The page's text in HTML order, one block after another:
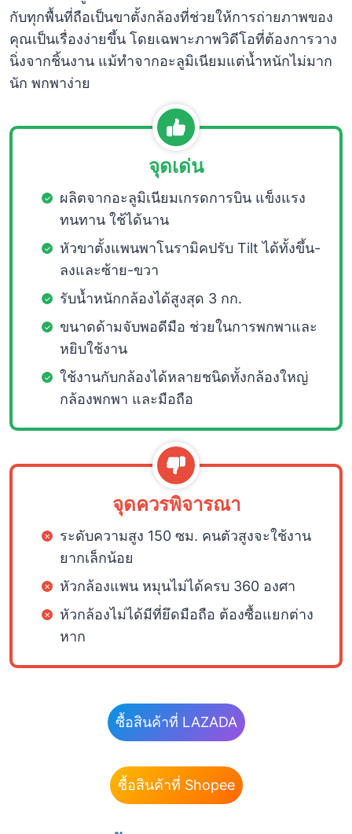
กับทุกพื้นที่ถือเป็นขาตั้งกล้องที่ช่วยให้การถ่ายภาพของ
คุณเป็นเรื่องง่ายขึ้น โดยเฉพาะภาพวิดีโอที่ต้องการวาง
นิ่งจากชิ้นงาน แม้ทำจากอะลูมิเนียมแต่น้ำหนักไม่มาก
นัก พกพาง่าย
จุดเด่น
ผลิตจากอะลูมิเนียมเกรดการบิน แข็งแรง
ทนทาน ใช้ได้นาน
หัวขาตั้งแพนพาโนรามิคปรับ Tilt ได้ทั้งขึ้น-
ลงและซ้าย-ขวา
รับน้ำหนักกล้องได้สูงสุด 3 กก.
ขนาดด้ามจับพอดีมือ ช่วยในการพกพาและ
หยิบใช้งาน
ใช้งานกับกล้องได้หลายชนิดทั้งกล้องใหญ่
กล้องพกพา และมือถือ
จุดควรพิจารณา
ระดับความสูง 150 ซม. คนตัวสูงจะใช้งาน
ยากเล็กน้อย
หัวกล้องแพน หมุนไม่ได้ครบ 360 องศา
หัวกล้องไม่ได้มีที่ยึดมือถือ ต้องซื้อแยกต่าง
หาก
ซื้อสินค้าที่ LAZADA
ซื้อสินค้าที่ Shopee